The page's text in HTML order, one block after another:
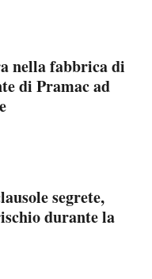
nella fabbrica di
di Pramac ad
segrete,
durante la